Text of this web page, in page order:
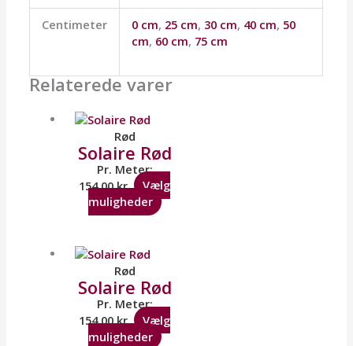
Centimeter 0 cm, 25 cm, 30 cm, 40 cm, 50
cm, 60 cm, 75 cm
Relaterede varer
Rød
Solaire Rød
Pr. Meter:
154,00kr.
Vælg
muligheder
Rød
Solaire Rød
Pr. Meter:
154,00kr.
Vælg
muligheder